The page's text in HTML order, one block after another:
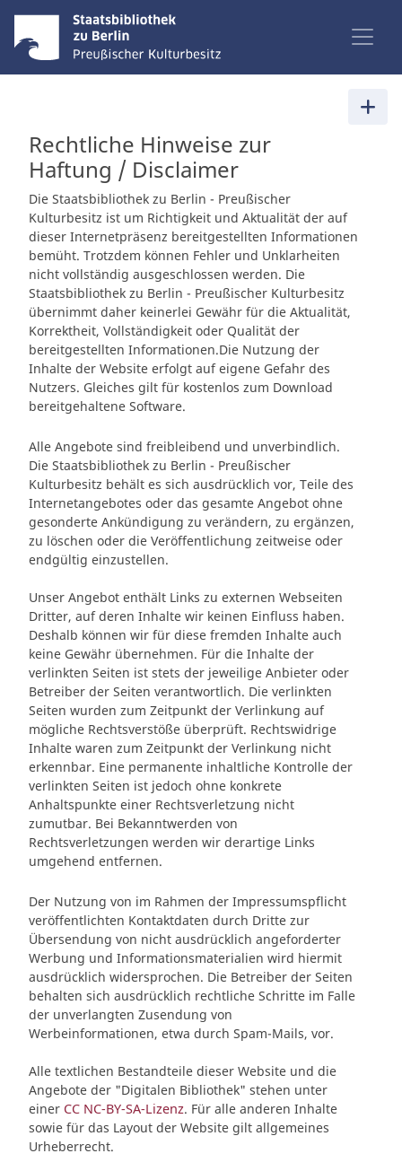
Rechtliche Hinweise zur
Haftung / Disclaimer
Die Staatsbibliothek zu Berlin - Preußischer
Kulturbesitz ist um Richtigkeit und Aktualität der auf
dieser Internetpräsenz bereitgestellten Informationen
bemüht. Trotzdem können Fehler und Unklarheiten
nicht vollständig ausgeschlossen werden. Die
Staatsbibliothek zu Berlin - Preußischer Kulturbesitz
übernimmt daher keinerlei Gewähr für die Aktualität,
Korrektheit, Vollständigkeit oder Qualität der
bereitgestellten Informationen.Die Nutzung der
Inhalte der Website erfolgt auf eigene Gefahr des
Nutzers. Gleiches gilt für kostenlos zum Download
bereitgehaltene Software.
Alle Angebote sind freibleibend und unverbindlich.
Die Staatsbibliothek zu Berlin - Preußischer
Kulturbesitz behält es sich ausdrücklich vor, Teile des
Internetangebotes oder das gesamte Angebot ohne
gesonderte Ankündigung zu verändern, zu ergänzen,
zu löschen oder die Veröffentlichung zeitweise oder
endgültig einzustellen.
Unser Angebot enthält Links zu externen Webseiten
Dritter, auf deren Inhalte wir keinen Einfluss haben.
Deshalb können wir für diese fremden Inhalte auch
keine Gewähr übernehmen. Für die Inhalte der
verlinkten Seiten ist stets der jeweilige Anbieter oder
Betreiber der Seiten verantwortlich. Die verlinkten
Seiten wurden zum Zeitpunkt der Verlinkung auf
mögliche Rechtsverstöße überprüft. Rechtswidrige
Inhalte waren zum Zeitpunkt der Verlinkung nicht
erkennbar. Eine permanente inhaltliche Kontrolle der
verlinkten Seiten ist jedoch ohne konkrete
Anhaltspunkte einer Rechtsverletzung nicht
zumutbar. Bei Bekanntwerden von
Rechtsverletzungen werden wir derartige Links
umgehend entfernen.
Der Nutzung von im Rahmen der Impressumspflicht
veröffentlichten Kontaktdaten durch Dritte zur
Übersendung von nicht ausdrücklich angeforderter
Werbung und Informationsmaterialien wird hiermit
ausdrücklich widersprochen. Die Betreiber der Seiten
behalten sich ausdrücklich rechtliche Schritte im Falle
der unverlangten Zusendung von
Werbeinformationen, etwa durch Spam-Mails, vor.
Alle textlichen Bestandteile dieser Website und die
Angebote der "Digitalen Bibliothek" stehen unter
einer CC NC-BY-SA-Lizenz. Für alle anderen Inhalte
sowie für das Layout der Website gilt allgemeines
Urheberrecht.